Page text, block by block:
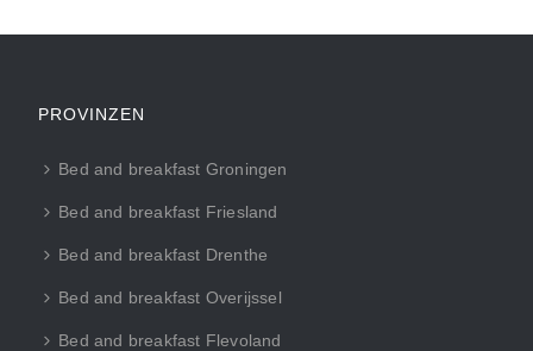
PROVINZEN
Bed and breakfast Groningen
Bed and breakfast Friesland
Bed and breakfast Drenthe
Bed and breakfast Overijssel
Bed and breakfast Flevoland